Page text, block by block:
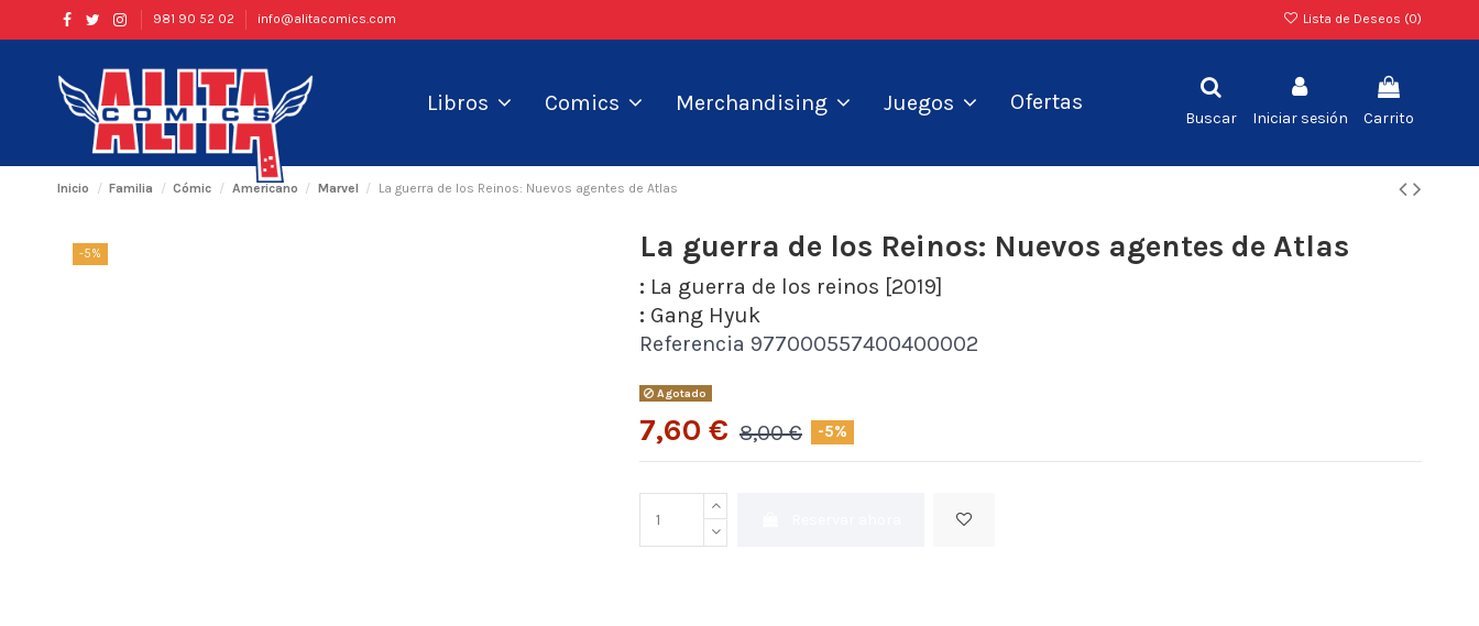
981 90 52 02 info@alitacomics.com Lista de Deseos (0)
Libros Comics Merchandising Juegos Ofertas
Buscar Iniciar sesión Carrito
Inicio Familia Cómic Americano Marvel La guerra de los Reinos: Nuevos agentes de Atlas
-5% La guerra de los Reinos: Nuevos agentes de Atlas
: La guerra de los reinos [2019]
: Gang Hyuk
Referencia 977000557400400002
Agotado
7,60 € 8,00 € -5%